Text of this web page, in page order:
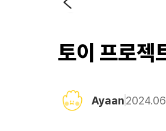
토이 프로
Ayaan